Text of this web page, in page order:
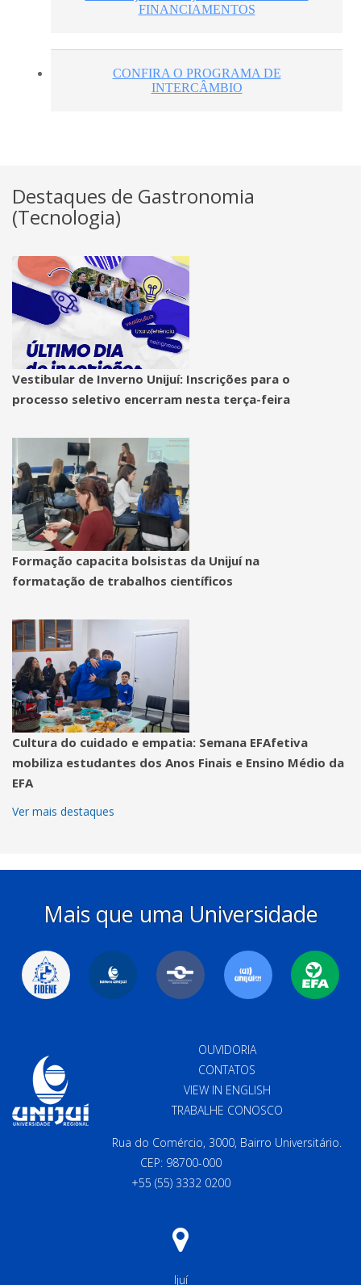
Destaques de Gastronomia
(Tecnologia)
Vestibular de Inverno Unijuí: Inscrições para o
processo seletivo encerram nesta terça-feira
Formação capacita bolsistas da Unijuí na
formatação de trabalhos científicos
Cultura do cuidado e empatia: Semana EFAfetiva
mobiliza estudantes dos Anos Finais e Ensino Médio da
EFA
Ver mais destaques
Mais que uma Universidade
OUVIDORIA
CONTATOS
VIEW IN ENGLISH
TRABALHE CONOSCO
Rua do Comércio, 3000, Bairro Universitário.
CEP: 98700-000
+55 (55) 3332 0200
Ijuí